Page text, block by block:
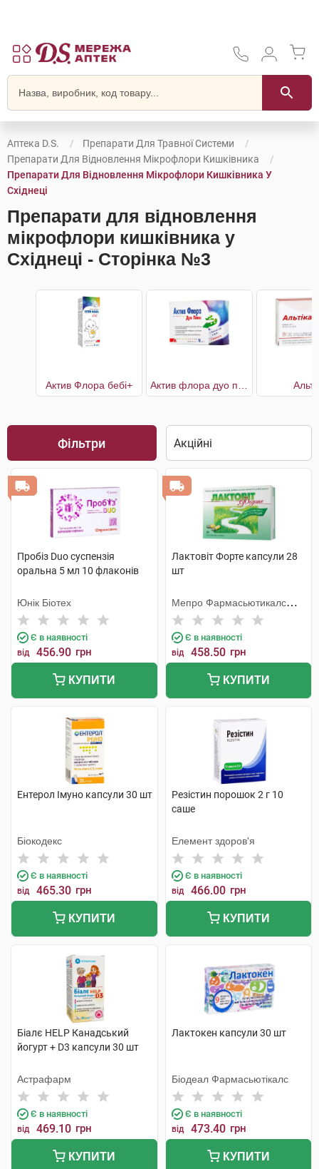
Аптека D.S.
Препарати Для Травної Системи
Препарати Для Відновлення Мікрофлори Кишківника
Препарати Для Відновлення Мікрофлори Кишківника У
Східнеці
Препарати для відновлення
мікрофлори кишківника у
Східнеці - Сторінка №3
Актив Флора бебі+
Фільтри
Пробіз Duo суспензія
оральна 5 мл 10 флаконів
Юнік Біотех
Є в наявності
від 456.90 грн
КУПИТИ
Лактовіт Форте капсули 28
шт
Мепро Фармасьютикалс
Пріват
Є в наявності
від 458.50 грн
КУПИТИ
Ентерол Імуно капсули 30 шт
Біокодекс
Є в наявності
від 465.30 грн
КУПИТИ
Резістин порошок 2 г 10
саше
Елемент здоров'я
Є в наявності
від 466.00 грн
КУПИТИ
Біалє HELP Канадський
йогурт + D3 капсули 30 шт
Астрафарм
Є в наявності
від 469.10 грн
КУПИТИ
Лактокен капсули 30 шт
Біодеал Фармасьютікалс
Є в наявності
від 473.40 грн
КУПИТИ